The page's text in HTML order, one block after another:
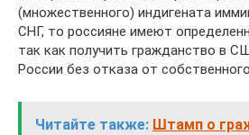
(множественного) индигената
СНГ, то россияне имеют
так как получить гражданство в
России без отказа от
Читайте также: Штамп о